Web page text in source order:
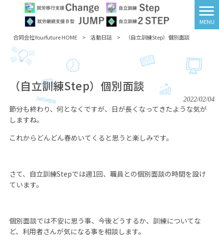
MENU
合同会社Yourfuture HOME
> 活動日誌 > （自立訓練Step）個別面談
（自立訓練Step）個別面談
2022/02/04
節分も終わり、何となくですが、日が長くなってきたような気が
しますね。
これからどんどん春めいてくると思うと楽しみです。
さて、自立訓練Stepでは週1回、職員との個別面談の時間を設け
ています。
個別面談では不安に思う事、今後どうするか、訓練についてな
ど、利用者さんが気になる事を相談します。